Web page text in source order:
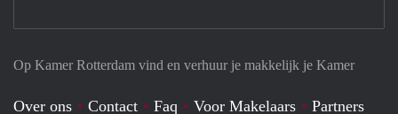
Op Kamer Rotterdam vind en verhuur je makkelijk je Kamer
Over ons Contact Faq Voor Makelaars Partners